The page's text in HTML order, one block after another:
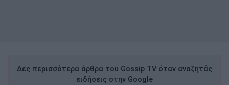
Δες περισσότερα άρθρα του Gossip TV όταν αναζητάς
ειδήσεις στην Google